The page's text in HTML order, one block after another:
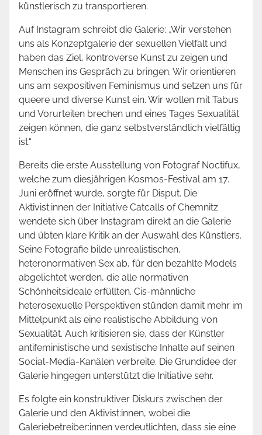
künstlerisch zu transportieren.
Auf Instagram schreibt die Galerie: „Wir verstehen
uns als Konzeptgalerie der sexuellen Vielfalt und
haben das Ziel, kontroverse Kunst zu zeigen und
Menschen ins Gespräch zu bringen. Wir orientieren
uns am sexpositiven Feminismus und setzen uns für
queere und diverse Kunst ein. Wir wollen mit Tabus
und Vorurteilen brechen und eines Tages Sexualität
zeigen können, die ganz selbstverständlich vielfältig
ist.“
Bereits die erste Ausstellung von Fotograf Noctifux,
welche zum diesjährigen Kosmos-Festival am 17.
Juni eröffnet wurde, sorgte für Disput. Die
Aktivist:innen der Initiative Catcalls of Chemnitz
wendete sich über Instagram direkt an die Galerie
und übten klare Kritik an der Auswahl des Künstlers.
Seine Fotografie bilde unrealistischen,
heteronormativen Sex ab, für den bezahlte Models
abgelichtet werden, die alle normativen
Schönheitsideale erfüllten. Cis-männliche
heterosexuelle Perspektiven stünden damit mehr im
Mittelpunkt als eine realistische Abbildung von
Sexualität. Auch kritisieren sie, dass der Künstler
antifeministische und sexistische Inhalte auf seinen
Social-Media-Kanälen verbreite. Die Grundidee der
Galerie hingegen unterstützt die Initiative sehr.
Es folgte ein konstruktiver Diskurs zwischen der
Galerie und den Aktivist:innen, wobei die
Galeriebetreiber:innen verdeutlichten, dass sie eine